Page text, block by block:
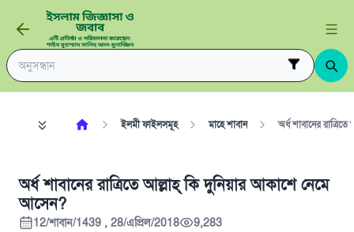
ইলমী ফাইলসমূহ মাহে শাবান অর্ধ শাবানের
অর্ধ শাবানের রাত্রিতে আল্লাহ্‌ কি দুনিয়ার আকাশে নেমে
আসেন?
12/শাবান/1439 , 28/এপ্রিল/2018 9,283